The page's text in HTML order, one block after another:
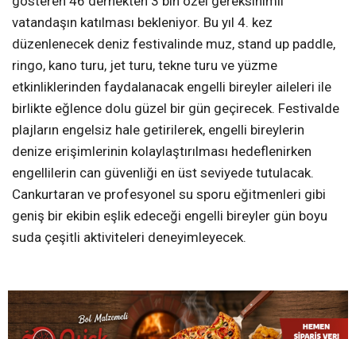
vatandaşın katılması bekleniyor. Bu yıl 4. kez
düzenlenecek deniz festivalinde muz, stand up paddle,
ringo, kano turu, jet turu, tekne turu ve yüzme
etkinliklerinden faydalanacak engelli bireyler aileleri ile
birlikte eğlence dolu güzel bir gün geçirecek. Festivalde
plajların engelsiz hale getirilerek, engelli bireylerin
denize erişimlerinin kolaylaştırılması hedeflenirken
engellilerin can güvenliği en üst seviyede tutulacak.
Cankurtaran ve profesyonel su sporu eğitmenleri gibi
geniş bir ekibin eşlik edeceği engelli bireyler gün boyu
suda çeşitli aktiviteleri deneyimleyecek.